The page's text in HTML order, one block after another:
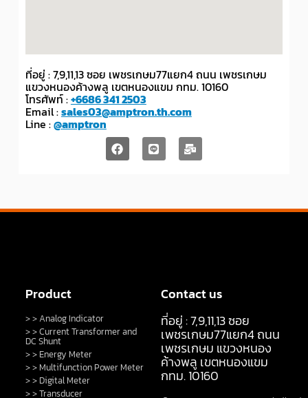
ที่อยู่ : 7,9,11,13 ซอย เพชรเกษม77แยก4 ถนน เพชรเกษม
แขวงหนองค้างพลู เขตหนองแขม กทม. 10160
โทรศัพท์ :+6686 341 2503
Email :sales03@amptron.th.com
Line :@amptron
Product
> > Analog Indicator
> > Current Transformer and
DC Shunt
> > Energy Meter
> > Multifunction Power Meter
> > Digital Meter
> > Transducer
Contact us
ที่อยู่ : 7,9,11,13 ซอย
เพชรเกษม77แยก4 ถนน
เพชรเกษม แขวงหนอง
ค้างพลู เขตหนองแขม
กทม. 10160